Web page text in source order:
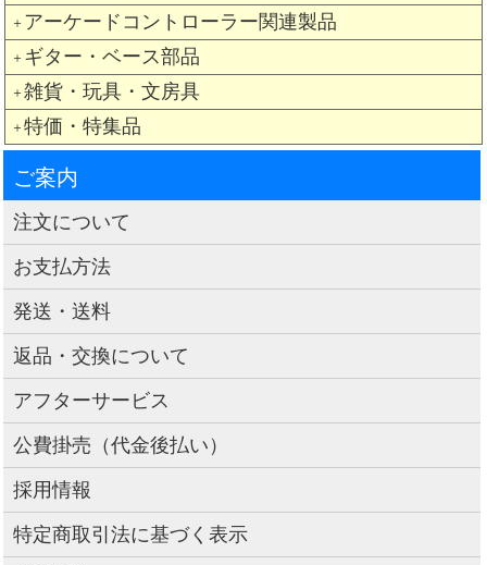
＋ アーケードコントローラー関連製品
＋ ギター・ベース部品
＋ 雑貨・玩具・文房具
＋ 特価・特集品
ご案内
注文について
お支払方法
発送・送料
返品・交換について
アフターサービス
公費掛売（代金後払い）
採用情報
特定商取引法に基づく表示